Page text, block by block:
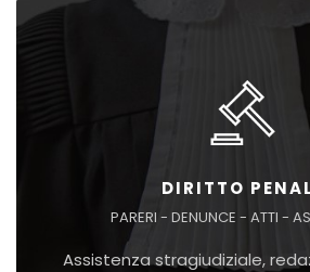
DIRITTO
PARERI - DENUNCE - ATTI -
Assistenza stragiudiziale,